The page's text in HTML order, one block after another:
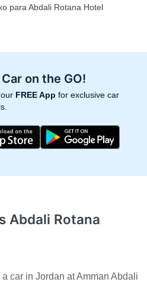
para Abdali Rotana Hotel
on the GO!
FREE App for exclusive car
Abdali Rotana
a car in Jordan at Amman Abdali